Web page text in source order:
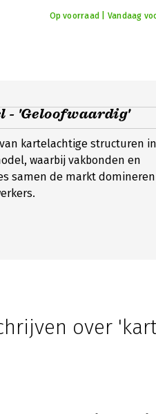
Op voorraad | Vandaag
- 'Geloofwaardig'
kartelachtige structuren
waarbij vakbonden en
samen de markt
over